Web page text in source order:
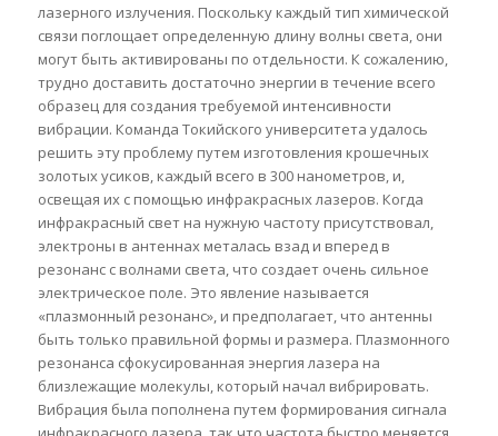
лазерного излучения. Поскольку каждый тип химической
связи поглощает определенную длину волны света, они
могут быть активированы по отдельности. К сожалению,
трудно доставить достаточно энергии в течение всего
образец для создания требуемой интенсивности
вибрации. Команда Токийского университета удалось
решить эту проблему путем изготовления крошечных
золотых усиков, каждый всего в 300 нанометров, и,
освещая их с помощью инфракрасных лазеров. Когда
инфракрасный свет на нужную частоту присутствовал,
электроны в антеннах металась взад и вперед в
резонанс с волнами света, что создает очень сильное
электрическое поле. Это явление называется
«плазмонный резонанс», и предполагает, что антенны
быть только правильной формы и размера. Плазмонного
резонанса сфокусированная энергия лазера на
близлежащие молекулы, который начал вибрировать.
Вибрация была пополнена путем формирования сигнала